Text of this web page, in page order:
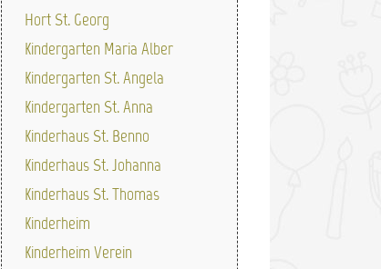
Hort St. Georg
Kindergarten Maria Alber
Kindergarten St. Angela
Kindergarten St. Anna
Kinderhaus St. Benno
Kinderhaus St. Johanna
Kinderhaus St. Thomas
Kinderheim
Kinderheim Verein